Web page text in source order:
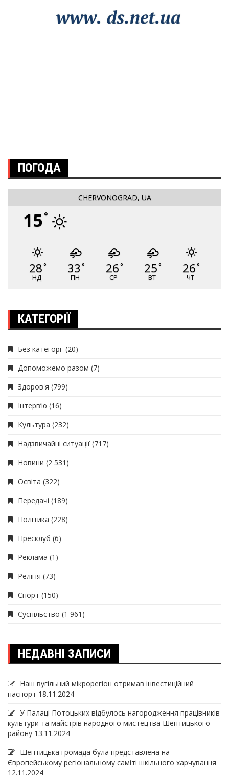
ПОГОДА
CHERVONOGRAD, UA
15°
28°
НД
33 °
ПН
26°
СР
25°
ВТ
26°
ЧТ
КАТЕГОРІЇ
Без категорії (20)
Допоможемо разом (7)
Здоров'я (799)
Інтерв’ю (16)
Культура (232)
Надзвичайні ситуації (717)
Новини (2 531)
Освіта (322)
Передачі (189)
Політика (228)
Пресклуб (6)
Реклама (1)
Релігія (73)
Спорт (150)
Суспільство (1 961)
НЕДАВНІ ЗАПИСИ
Наш вугільний мікрорегіон отримав інвеcтиційний
паспорт 18.11.2024
У Палаці Потоцьких відбулось нагородження працівників
культури та майстрів народного мистецтва Шептицького
району 13.11.2024
Шептицька громада була представлена на
Європейському регіональному саміті шкільного харчування
12.11.2024